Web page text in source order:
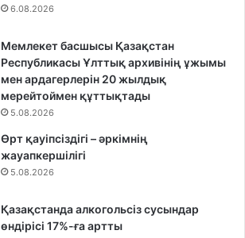
6.08.2026
Мемлекет басшысы Қазақстан
Республикасы Ұлттық архивінің ұжымы
мен ардагерлерін 20 жылдық
мерейтоймен құттықтады
5.08.2026
Өрт қауіпсіздігі – әркімнің
жауапкершілігі
5.08.2026
Қазақстанда алкогольсіз сусындар
өндірісі 17%-ға артты